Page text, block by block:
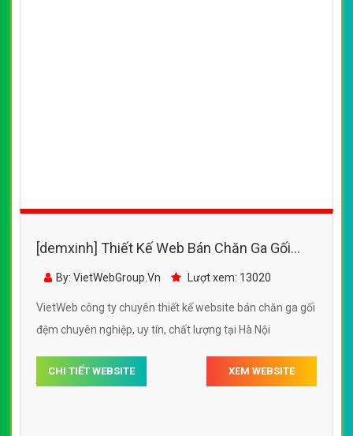
[demxinh] Thiết Kế Web Bán Chăn Ga Gối
Đệm EverHome đẹp SEO nhanh hiệu quả
By: VietWebGroup.Vn Lượt xem: 13020
VietWeb công ty chuyên thiết kế website bán chăn ga gối
đệm chuyên nghiệp, uy tín, chất lượng tại Hà Nội
CHI TIẾT WEBSITE XEM WEBSITE